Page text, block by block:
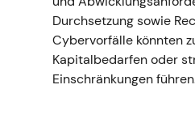
ließ das strategische
unangetastet.
Kursbild:Kurze
Kursrückgang nach der
Durchsetzung sowie
Cybervorfälle könnten
Kapitalbedarfen oder
Einschränkungen